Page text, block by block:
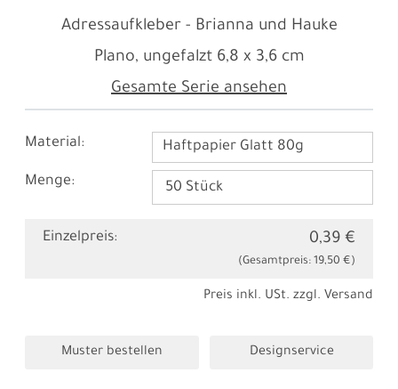
Adressaufkleber - Brianna und Hauke
Gesamte Serie ansehen
Plano, ungefalzt 6,8 x 3,6 cm
Material: Haftpapier Glatt 80g
Menge:
Einzelpreis: 0,39 €
(Gesamtpreis: 19,50 €)
Preis inkl. USt. zzgl. Versand
Muster bestellen Designservice